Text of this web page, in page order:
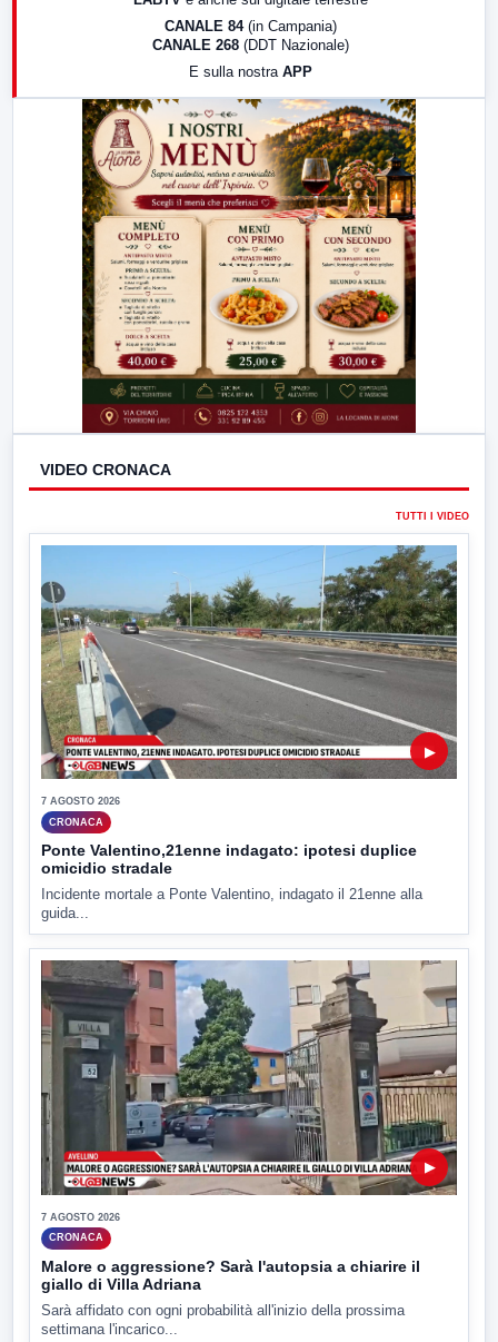
LabNews (replica)
CANALE 84 (in Campania)
CANALE 268 (DDT Nazionale)
E sulla nostra APP
VIDEO CRONACA
TUTTI I VIDEO
▶
7 AGOSTO 2026
CRONACA
Ponte Valentino,21enne indagato: ipotesi duplice
omicidio stradale
Incidente mortale a Ponte Valentino, indagato il 21enne alla
guida...
▶
7 AGOSTO 2026
CRONACA
Malore o aggressione? Sarà l'autopsia a chiarire il
giallo di Villa Adriana
Sarà affidato con ogni probabilità all'inizio della prossima
settimana l'incarico...